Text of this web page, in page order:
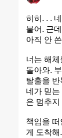
히히. . .
붙어. 근
아직 안
너는 해
돌아와.
탈출을
네가 믿는
은 멈추
책임을
게 도착해